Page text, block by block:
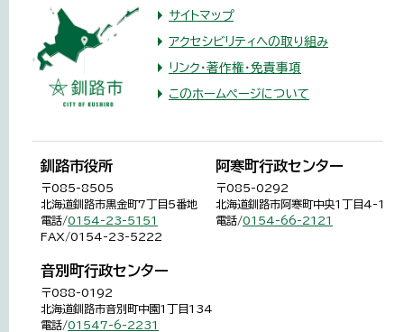
サイトマップ
アクセシビリティへの取り組み
リンク・著作権・免責事項
このホームページについて
釧路市役所
〒085-8505
北海道釧路市黒金町7丁目5番地
電話/0154-23-5151
FAX/0154-23-5222
阿寒町行政センター
〒085-0292
北海道釧路市阿寒町中央1丁目4-1
電話/0154-66-2121
音別町行政センター
〒088-0192
北海道釧路市音別町中園1丁目134
電話/01547-6-2231